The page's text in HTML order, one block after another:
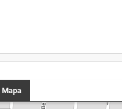
Mapa